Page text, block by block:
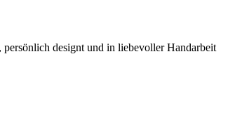
designt und in liebevoller Handarbeit